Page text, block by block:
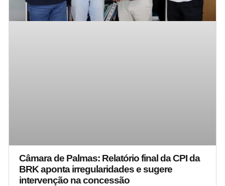
Câmara de Palmas: Relatório final da CPI da
BRK aponta irregularidades e sugere
intervenção na concessão